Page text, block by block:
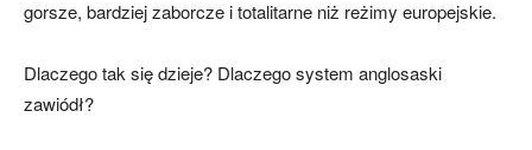
gorsze, bardziej zaborcze i totalitarne niż reżimy europejskie.
Dlaczego tak się dzieje? Dlaczego system anglosaski
zawiódł?